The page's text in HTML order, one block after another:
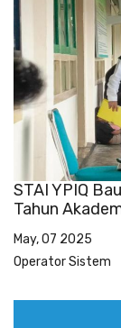
STAI YPIQ
Tahun
May, 07 2025
Operator Sistem